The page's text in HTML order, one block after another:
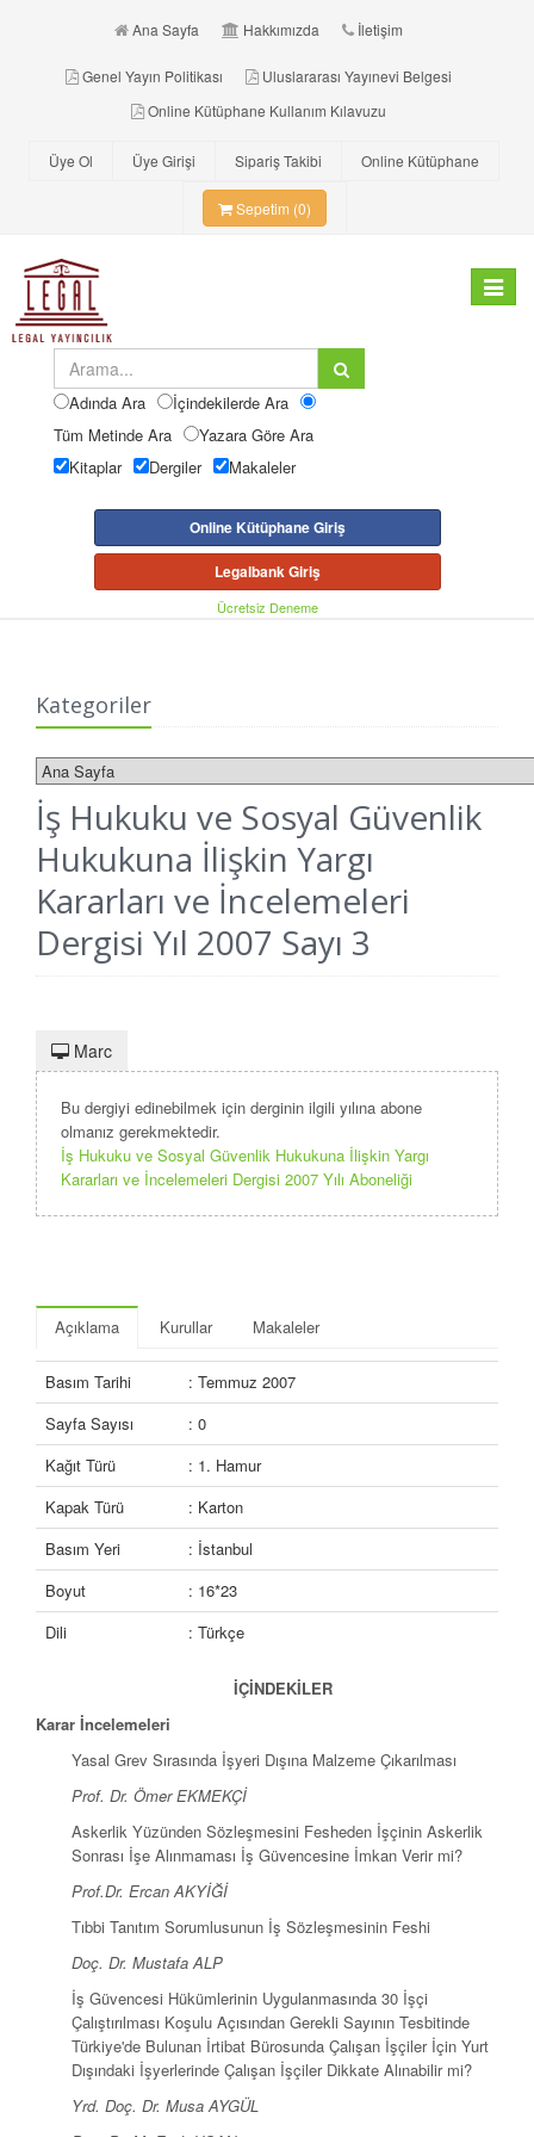
Ana Sayfa Hakkımızda İletişim
Genel Yayın Politikası
Uluslararası Yayınevi Belgesi
Online Kütüphane Kullanım Kılavuzu
Üye Ol Üye Girişi Sipariş Takibi Online Kütüphane
Sepetim (0)
Toggle
Adında Ara
İçindekilerde Ara
Tüm Metinde Ara
Yazara Göre Ara
Kitaplar
Dergiler Makaleler
Online Kütüphane Giriş
Legalbank Giriş
Ücretsiz Deneme
Kategoriler
İş Hukuku ve Sosyal Güvenlik
Hukukuna İlişkin Yargı
Kararları ve İncelemeleri
Dergisi Yıl 2007 Sayı 3
Marc
Bu dergiyi edinebilmek için derginin ilgili yılına abone
olmanız gerekmektedir.
İş Hukuku ve Sosyal Güvenlik Hukukuna İlişkin Yargı
Kararları ve İncelemeleri Dergisi 2007 Yılı Aboneliği
Açıklama Kurullar Makaleler
Basım Tarihi
: Temmuz 2007
Sayfa Sayısı
: 0
Kağıt Türü
: 1. Hamur
Kapak Türü
: Karton
Basım Yeri
: İstanbul
Boyut
: 16*23
Dili
: Türkçe
İÇİNDEKİLER
Karar İncelemeleri
Yasal Grev Sırasında İşyeri Dışına Malzeme Çıkarılması
Prof. Dr. Ömer EKMEKÇİ
Askerlik Yüzünden Sözleşmesini Fesheden İşçinin Askerlik
Sonrası İşe Alınmaması İş Güvencesine İmkan Verir mi?
Prof.Dr. Ercan AKYİĞİ
Tıbbi Tanıtım Sorumlusunun İş Sözleşmesinin Feshi
Doç. Dr. Mustafa ALP
İş Güvencesi Hükümlerinin Uygulanmasında 30 İşçi
Çalıştırılması Koşulu Açısından Gerekli Sayının Tesbitinde
Türkiye'de Bulunan İrtibat Bürosunda Çalışan İşçiler İçin Yurt
Dışındaki İşyerlerinde Çalışan İşçiler Dikkate Alınabilir mi?
Yrd. Doç. Dr. Musa AYGÜL